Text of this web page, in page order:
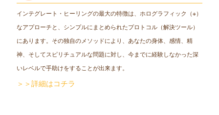
インテグレート・ヒーリングの最大の特徴は、ホログラフィック（※）
なアプローチと、シンプルにまとめられたプロトコル（解決ツール）
にあります。その独自のメソッドにより、あなたの身体、感情、精
神、そしてスピリチュアルな問題に対し、今までに経験しなかった深
いレベルで手助けをすることが出来ます。
＞＞詳細はコチラ